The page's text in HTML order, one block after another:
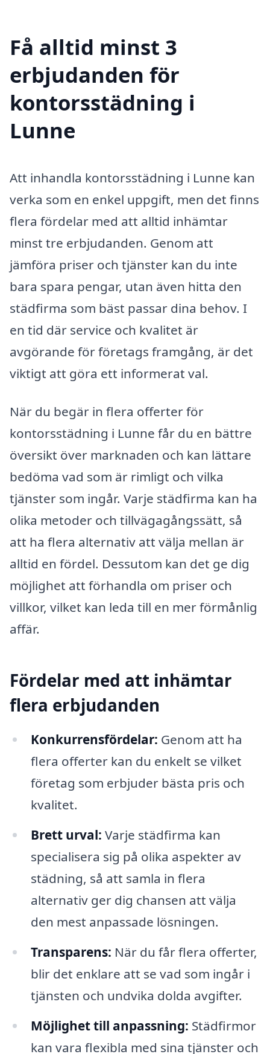
Få alltid minst 3
erbjudanden för
kontorsstädning i
Lunne
Att inhandla kontorsstädning i Lunne kan
verka som en enkel uppgift, men det finns
flera fördelar med att alltid inhämtar
minst tre erbjudanden. Genom att
jämföra priser och tjänster kan du inte
bara spara pengar, utan även hitta den
städfirma som bäst passar dina behov. I
en tid där service och kvalitet är
avgörande för företags framgång, är det
viktigt att göra ett informerat val.
När du begär in flera offerter för
kontorsstädning i Lunne får du en bättre
översikt över marknaden och kan lättare
bedöma vad som är rimligt och vilka
tjänster som ingår. Varje städfirma kan ha
olika metoder och tillvägagångssätt, så
att ha flera alternativ att välja mellan är
alltid en fördel. Dessutom kan det ge dig
möjlighet att förhandla om priser och
villkor, vilket kan leda till en mer förmånlig
affär.
Fördelar med att inhämtar
flera erbjudanden
Konkurrensfördelar: Genom att ha
flera offerter kan du enkelt se vilket
företag som erbjuder bästa pris och
kvalitet.
Brett urval: Varje städfirma kan
specialisera sig på olika aspekter av
städning, så att samla in flera
alternativ ger dig chansen att välja
den mest anpassade lösningen.
Transparens: När du får flera offerter,
blir det enklare att se vad som ingår i
tjänsten och undvika dolda avgifter.
Möjlighet till anpassning: Städfirmor
kan vara flexibla med sina tjänster och